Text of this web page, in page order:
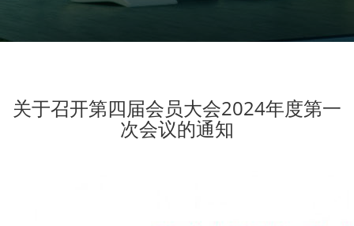
关于召开第四届会员大会2024年度第一
次会议的通知